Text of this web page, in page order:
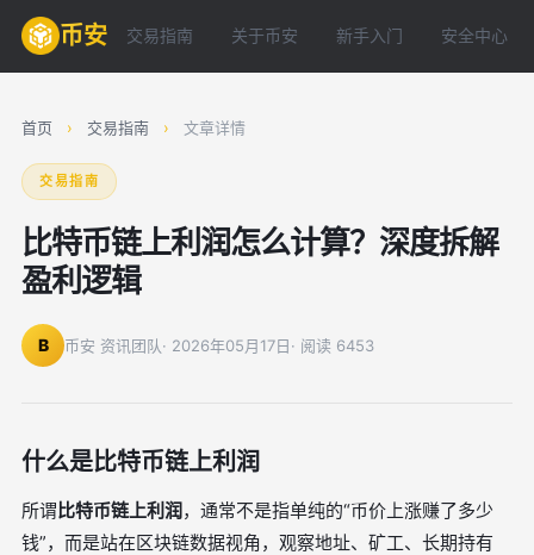
币安 交易指南 关于币安 新手入门 安全中心
首页 › 交易指南 › 文章详情
交易指南
比特币链上利润怎么计算？深度拆解
盈利逻辑
B 币安 资讯团队· 2026年05月17日· 阅读 6453
什么是比特币链上利润
所谓比特币链上利润，通常不是指单纯的“币价上涨赚了多少
钱”，而是站在区块链数据视角，观察地址、矿工、长期持有